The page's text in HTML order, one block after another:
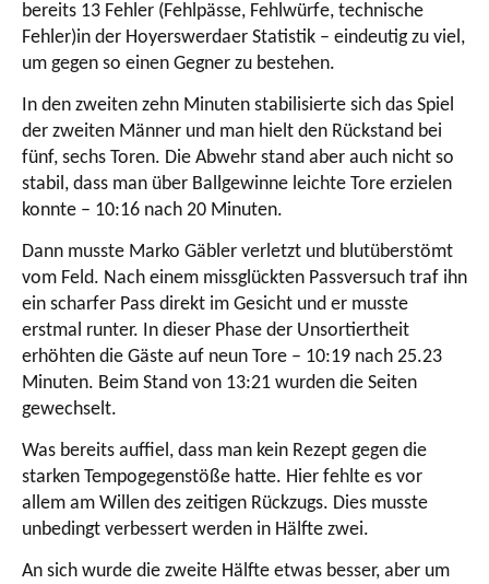
bereits 13 Fehler (Fehlpässe, Fehlwürfe, technische
Fehler)in der Hoyerswerdaer Statistik – eindeutig zu viel,
um gegen so einen Gegner zu bestehen.
In den zweiten zehn Minuten stabilisierte sich das Spiel
der zweiten Männer und man hielt den Rückstand bei
fünf, sechs Toren. Die Abwehr stand aber auch nicht so
stabil, dass man über Ballgewinne leichte Tore erzielen
konnte – 10:16 nach 20 Minuten.
Dann musste Marko Gäbler verletzt und blutüberstömt
vom Feld. Nach einem missglückten Passversuch traf ihn
ein scharfer Pass direkt im Gesicht und er musste
erstmal runter. In dieser Phase der Unsortiertheit
erhöhten die Gäste auf neun Tore – 10:19 nach 25.23
Minuten. Beim Stand von 13:21 wurden die Seiten
gewechselt.
Was bereits auffiel, dass man kein Rezept gegen die
starken Tempogegenstöße hatte. Hier fehlte es vor
allem am Willen des zeitigen Rückzugs. Dies musste
unbedingt verbessert werden in Hälfte zwei.
An sich wurde die zweite Hälfte etwas besser, aber um